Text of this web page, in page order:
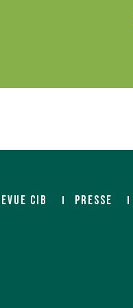
CIB PRESSE